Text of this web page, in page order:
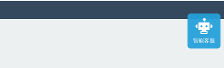
智能客服